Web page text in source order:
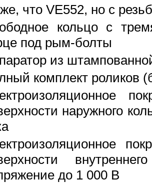
что VE552, но с
кольцо с
под рым-болты
из
комплект роликов
наружного
до 1 000 В